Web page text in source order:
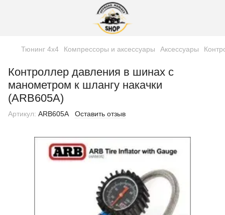
Тюнинг 4х4 Компрессоры и аксессуары Аксессуары
Контроллер давления в шинах с
манометром к шлангу накачки
(ARB605A)
Артикул: ARB605A Оставить отзыв